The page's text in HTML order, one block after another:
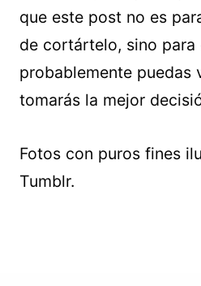
que este post no es
de cortártelo, sino
probablemente puedas
tomarás la mejor
Fotos con puros fines
Tumblr.